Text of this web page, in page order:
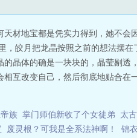
跋扈。她的及笄宴跟百日宴完全
材地宝都是凭实力得到，她不会
，皎月把龙晶按照之前的想法摆在
晶体的确是一块块的，晶莹剔透
互改变自己，然后彻底地贴合在
族 掌门师伯新收了个女徒弟
太
废灵根？可我是全系法神啊！
锦